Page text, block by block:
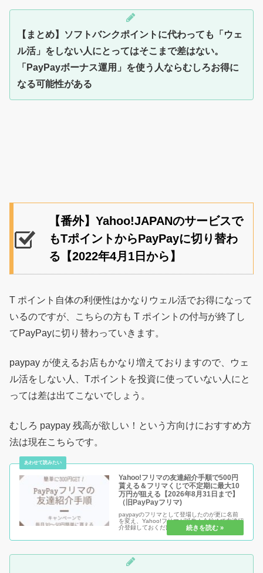
【まとめ】ソフトバンクポイントに代わっても「ウェ
ル活」をしない人にとってはそこまで差はない。
「PayPayボーナス運用」を使う人ならむしろお得に
なる可能性がある
【番外】Yahoo!JAPANのサービスで
もTポイントからPayPayに切り替わ
る【2022年4月1日から】
T ポイント自体の利便性はかなりウェル活でお得になって
いるのですが、こちらの方も T ポイントの付与が終了し
てPayPayに切り替わっていきます。
paypay が使えるお店もかなり増えておりますので、ウェ
ル活をしない人、Tポイントを投資に使っていない人にと
っては差は出てこないでしょう。
むしろ paypay 残高が欲しい！という方向けにおすすめ方
法は現在こちらです。
Yahoo!フリマの友達紹介手順で500円
貰える＆フリマくじで不定期に最大10
万円が狙える【2026年8月31日まで】
（旧PayPayフリマ)
paypayのフリマとして登場したのが更に名前
を変え、Yahoo!フリマが誕生！今始めて友達紹
介登録しておくだけで500円もらうことができ
ます。さらに期間限定で行われることが度々あ
る最大10万円も当たるチャンスになります。友